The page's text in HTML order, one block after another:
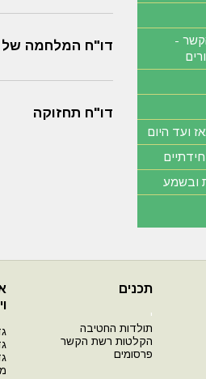
דו"ח המלחמה של
דו"ח תחזוקה
-
ועד היום
ובשמע
תכנים
י
תולדות החטיבה
הקלטות רשת הקשר
פרסומים